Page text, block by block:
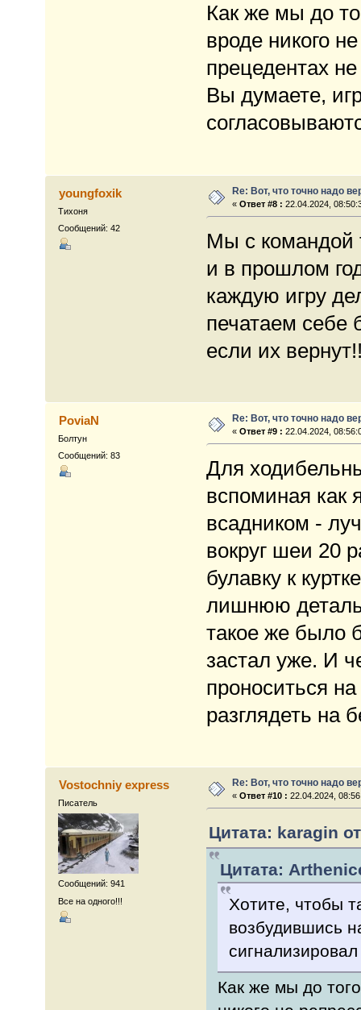
Как же мы до
вроде никого
прецедентах
Вы думаете,
youngfoxik
Тихоня
Сообщений: 42
Re: Вот, что точно надо
«Ответ #8 : 22.04.2024,
Мы с командой
и в прошлом
каждую игру
печатаем себе
если их
PoviaN
Болтун
Сообщений: 83
Re: Вот, что точно надо
«Ответ #9 : 22.04.2024,
Для
вспоминая как
всадником -
вокруг шеи 20
булавку к
лишнюю
такое же было
застал уже. И
проноситься
разглядеть на
Vostochniy express
Писатель
Сообщений: 941
Все на одного!!!
Re: Вот, что точно надо
«Ответ #10 : 22.04.2024,
Цитата: karagin
Цитата:
Хотите, чтобы
возбудившись
Как же мы до